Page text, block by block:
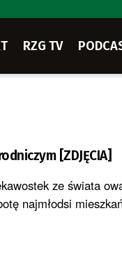
RZG TV
[ZDJĘCIA]
ze świata
najmłodsi